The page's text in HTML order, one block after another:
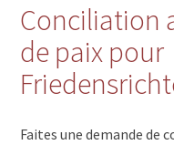
Conciliation
de paix pour
Faites une demande de